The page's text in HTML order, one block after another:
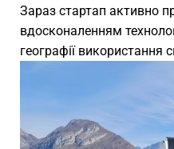
Зараз стартап активно
вдосконаленням
географії використання